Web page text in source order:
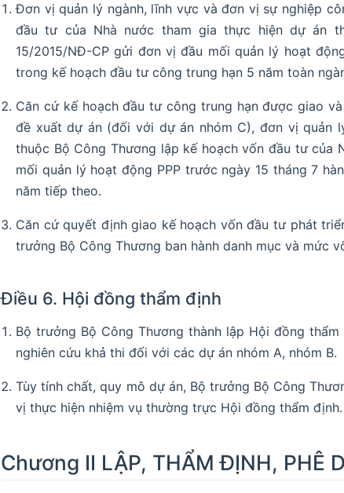
Đơn vị quản lý ngành, lĩnh vực và đơn vị sự nghiệp
đầu tư của Nhà nước tham gia thực hiện dự án
15/2015/NĐ-CP gửi đơn vị đầu mối quản lý hoạt
trong kế hoạch đầu tư công trung hạn 5 năm toàn
Căn cứ kế hoạch đầu tư công trung hạn được giao
đề xuất dự án (đối với dự án nhóm C), đơn vị quản
thuộc Bộ Công Thương lập kế hoạch vốn đầu tư
mối quản lý hoạt động PPP trước ngày 15 tháng 7
năm tiếp theo.
Căn cứ quyết định giao kế hoạch vốn đầu tư phát
trưởng Bộ Công Thương ban hành danh mục và mức
Điều 6. Hội đồng thẩm định
Bộ trưởng Bộ Công Thương thành lập Hội đồng
nghiên cứu khả thi đối với các dự án nhóm A, nhóm B.
Tùy tính chất, quy mô dự án, Bộ trưởng Bộ Công
vị thực hiện nhiệm vụ thường trực Hội đồng thẩm định.
Chương II LẬP, THẨM ĐỊNH, PHÊ